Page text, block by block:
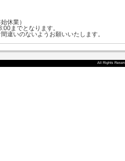
休業）
までとなります。
違いのないようお願いいたします。
All Rights